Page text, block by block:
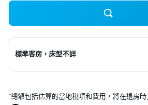
標準客房，床型不詳
*總額包括估算的當地稅項和費用，將在退房時